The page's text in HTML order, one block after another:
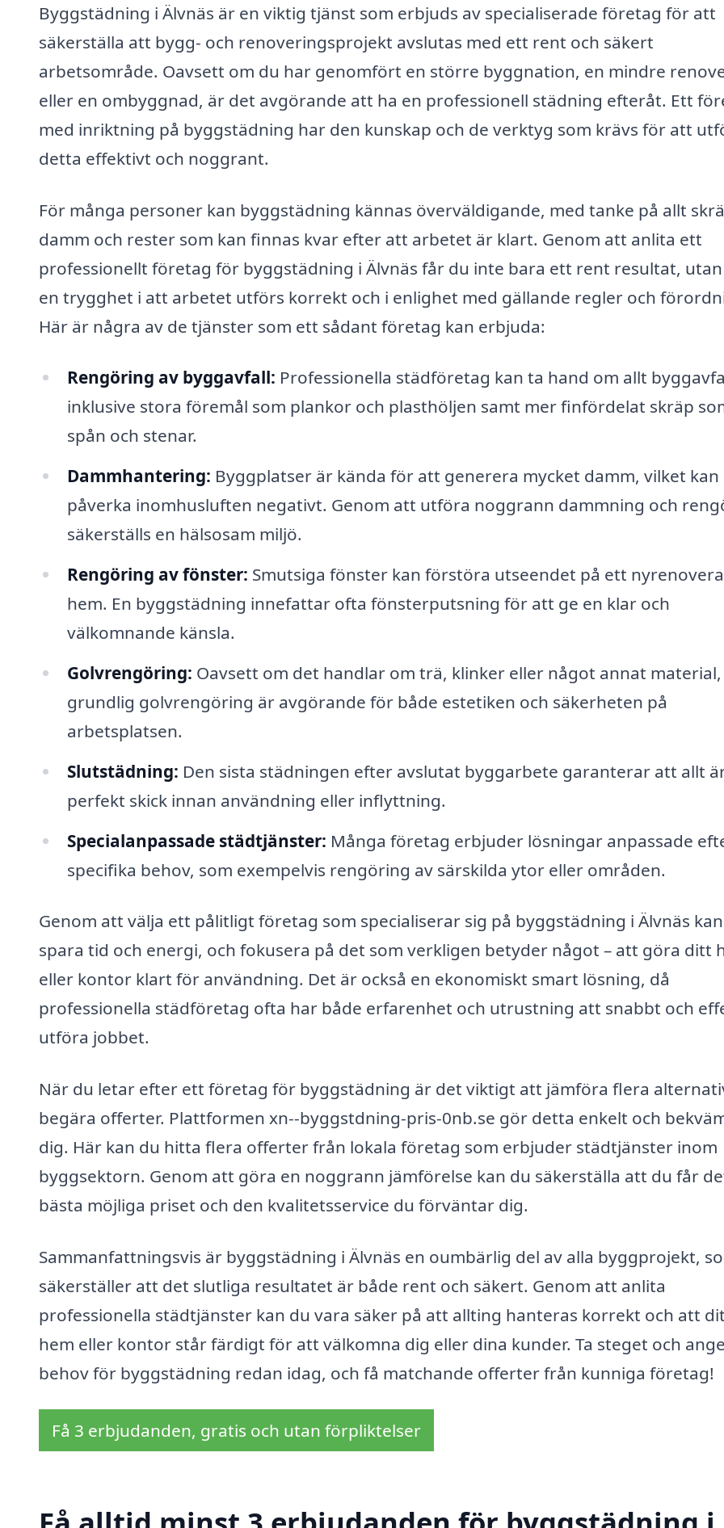
Byggstädning i Älvnäs är en viktig tjänst som erbjuds av specialiserade företag för att
säkerställa att bygg- och renoveringsprojekt avslutas med ett rent och säkert
arbetsområde. Oavsett om du har genomfört en större byggnation, en mindre
eller en ombyggnad, är det avgörande att ha en professionell städning efteråt. Ett
med inriktning på byggstädning har den kunskap och de verktyg som krävs för att
detta effektivt och noggrant.
För många personer kan byggstädning kännas överväldigande, med tanke på allt
damm och rester som kan finnas kvar efter att arbetet är klart. Genom att anlita ett
professionellt företag för byggstädning i Älvnäs får du inte bara ett rent resultat,
en trygghet i att arbetet utförs korrekt och i enlighet med gällande regler och
Här är några av de tjänster som ett sådant företag kan erbjuda:
Rengöring av byggavfall: Professionella städföretag kan ta hand om allt
inklusive stora föremål som plankor och plasthöljen samt mer finfördelat skräp
spån och stenar.
Dammhantering: Byggplatser är kända för att generera mycket damm, vilket kan
påverka inomhusluften negativt. Genom att utföra noggrann dammning och
säkerställs en hälsosam miljö.
Rengöring av fönster: Smutsiga fönster kan förstöra utseendet på ett
hem. En byggstädning innefattar ofta fönsterputsning för att ge en klar och
välkomnande känsla.
Golvrengöring: Oavsett om det handlar om trä, klinker eller något annat
grundlig golvrengöring är avgörande för både estetiken och säkerheten på
arbetsplatsen.
Slutstädning: Den sista städningen efter avslutat byggarbete garanterar att allt
perfekt skick innan användning eller inflyttning.
Specialanpassade städtjänster: Många företag erbjuder lösningar anpassade
specifika behov, som exempelvis rengöring av särskilda ytor eller områden.
Genom att välja ett pålitligt företag som specialiserar sig på byggstädning i Älvnäs
spara tid och energi, och fokusera på det som verkligen betyder något – att göra ditt
eller kontor klart för användning. Det är också en ekonomiskt smart lösning, då
professionella städföretag ofta har både erfarenhet och utrustning att snabbt och
utföra jobbet.
När du letar efter ett företag för byggstädning är det viktigt att jämföra flera
begära offerter. Plattformen xn--byggstdning-pris-0nb.se gör detta enkelt och
dig. Här kan du hitta flera offerter från lokala företag som erbjuder städtjänster inom
byggsektorn. Genom att göra en noggrann jämförelse kan du säkerställa att du får
bästa möjliga priset och den kvalitetsservice du förväntar dig.
Sammanfattningsvis är byggstädning i Älvnäs en oumbärlig del av alla byggprojekt,
säkerställer att det slutliga resultatet är både rent och säkert. Genom att anlita
professionella städtjänster kan du vara säker på att allting hanteras korrekt och att
hem eller kontor står färdigt för att välkomna dig eller dina kunder. Ta steget och
behov för byggstädning redan idag, och få matchande offerter från kunniga företag!
Få 3 erbjudanden, gratis och utan förpliktelser